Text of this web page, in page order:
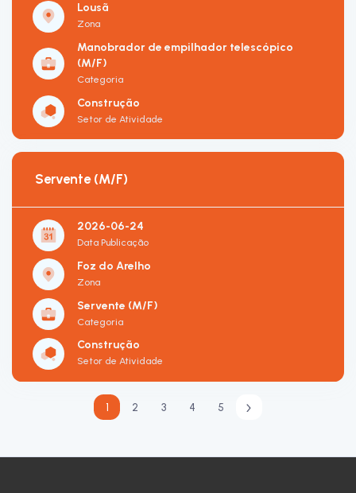
Lousã
Zona
Manobrador de empilhador telescópico
(M/F)
Categoria
Construção
Setor de Atividade
Servente (M/F)
2026-06-24
Data Publicação
Foz do Arelho
Zona
Servente (M/F)
Categoria
Construção
Setor de Atividade
1 2 3 4 5